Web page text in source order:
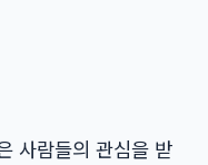
사람들의 관심을 받